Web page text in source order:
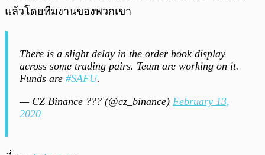
แล้วโดยทีมงานของพวกเขา
There is a slight delay in the order book display
across some trading pairs. Team are working on it.
Funds are #SAFU.
— CZ Binance ??? (@cz_binance) February 13,
2020